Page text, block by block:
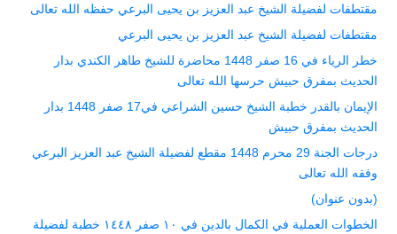
مقتطفات لفضيلة الشيخ عبد العزيز بن يحيى البرعي حفظه الله تعالى
مقتطفات لفضيلة الشيخ عبد العزيز بن يحيى البرعي
خطر الرياء في 16 صفر 1448 محاضرة للشيخ طاهر الكندي بدار
الحديث بمفرق حبيش حرسها الله تعالى
الإيمان بالقدر خطبة الشيخ حسين الشراعي في17 صفر 1448 بدار
الحديث بمفرق حبيش
درجات الجنة 29 محرم 1448 مقطع لفضيلة الشيخ عبد العزيز البرعي
وفقه الله تعالى
(بدون عنوان)
الخطوات العملية في الكمال بالدين في ١٠ صفر ١٤٤٨ خطبة لفضيلة